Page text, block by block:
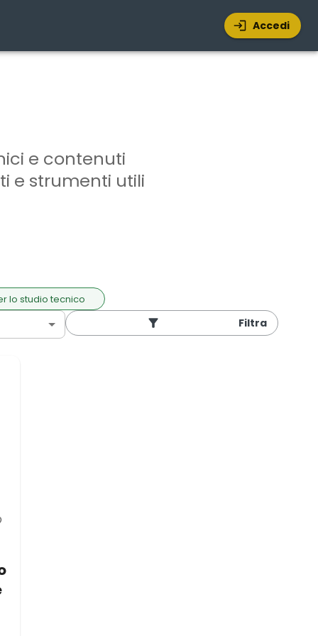
Accedi
e contenuti
e strumenti utili
lo studio tecnico
Filtra